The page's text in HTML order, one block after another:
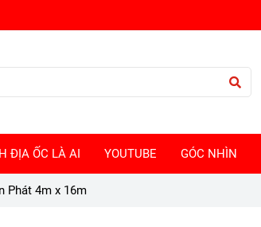
ĐỊA ỐC LÀ AI YOUTUBE GÓC NHÌN
Phát 4m x 16m